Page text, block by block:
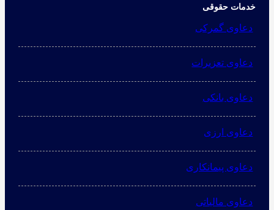
خدمات حقوقی
دعاوی گمرکی
دعاوی تعزیرات
دعاوی بانکی
دعاوی ارزی
دعاوی پیمانکاری
دعاوی مالیاتی